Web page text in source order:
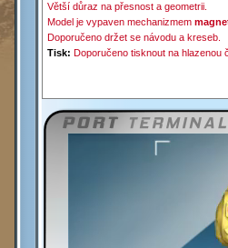
Větší důraz na přesnost a geometrii.
Model je vypaven mechanizmem
Doporučeno držet se návodu a kreseb.
Tisk: Doporučeno tisknout na hlazenou